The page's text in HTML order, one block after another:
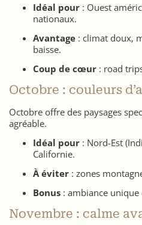
Idéal pour : Ouest
nationaux.
Avantage : climat doux,
baisse.
Coup de cœur : road
Octobre : couleurs
Octobre offre des paysages
agréable.
Idéal pour : Nord-Est
Californie.
À éviter : zones
Bonus : ambiance
Novembre : calme